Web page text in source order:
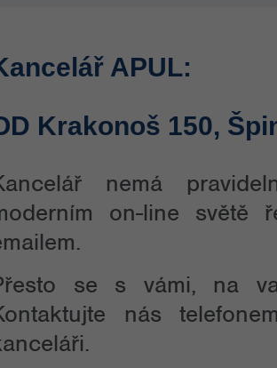
APUL:
Krakonoš 150,
nemá
on-line světě
se s vámi, na
nás